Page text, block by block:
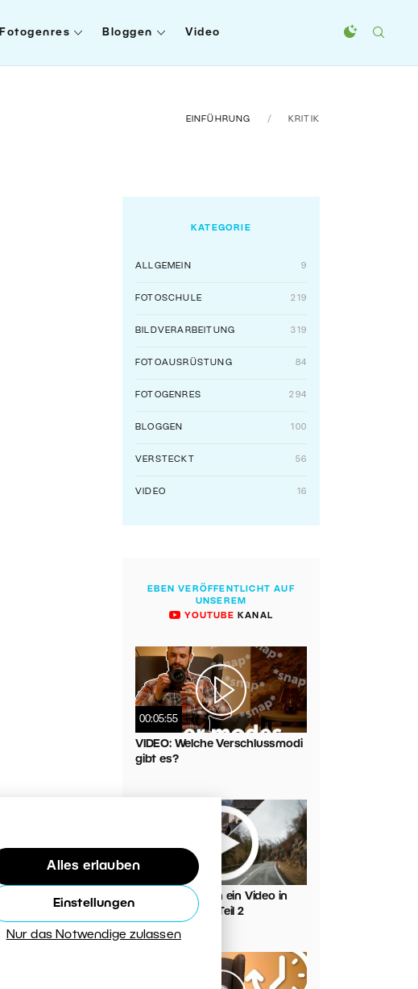
Alles erlauben
Einstellungen
Nur das Notwendige zulassen
Fotogenres Bloggen Video
EINFÜHRUNG KRITIK
KATEGORIE
ALLGEMEIN 9
FOTOSCHULE 219
BILDVERARBEITUNG 319
FOTOAUSRÜSTUNG 84
FOTOGENRES 294
BLOGGEN 100
VERSTECKT 56
VIDEO 16
EBEN VERÖFFENTLICHT AUF
UNSEREM
YOUTUBE KANAL
00:05:55
VIDEO: Welche Verschlussmodi
gibt es?
Wie erstellt man ein Video in
Zoner Studio – Teil 2